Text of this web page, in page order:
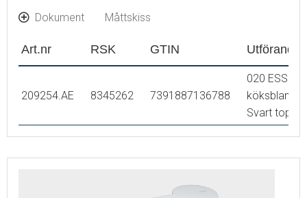
Dokument Måttskiss
Art.nr RSK GTIN Utförande
209254.AE 8345262 7391887136788
020 ESS (till
Svart topp